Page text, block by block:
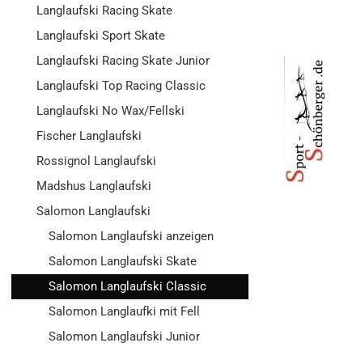
Langlaufski Racing Skate
Langlaufski Sport Skate
Langlaufski Racing Skate Junior
Langlaufski Top Racing Classic
Langlaufski No Wax/Fellski
Fischer Langlaufski
Rossignol Langlaufski
Madshus Langlaufski
Salomon Langlaufski
Salomon Langlaufski anzeigen
Salomon Langlaufski Skate
Salomon Langlaufski Classic
Salomon Langlaufki mit Fell
Salomon Langlaufski Junior